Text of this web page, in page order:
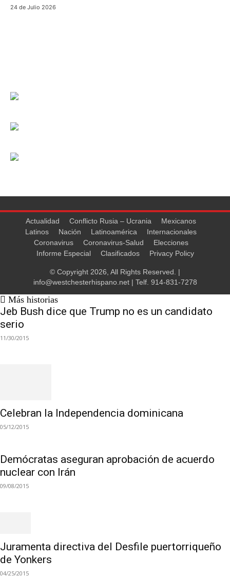
24 de Julio 2026
Actualidad Conflicto Rusia – Ucrania
Mexicanos
Latinos
Nación Latinoamérica
Internacionales
Coronavirus
Coronavirus-Salud
Elecciones
Informe Especial
Clasificados Privacy Policy
© Copyright 2026, All Rights Reserved. |
info@westchesterhispano.net| Telf. 914-831-7278
Más historias
Jeb Bush dice que Trump no es un candidato
serio
11/30/2015
Celebran la Independencia dominicana
05/12/2015
Demócratas aseguran aprobación de acuerdo
nuclear con Irán
09/08/2015
Juramenta directiva del Desfile puertorriqueño
de Yonkers
04/25/2015